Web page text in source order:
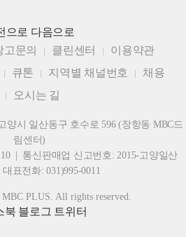
으로 다음으로
고문의 클린센터
이용약관
큐톤 지역별 채널번호
채용
오시는 길
시 일산동구 호수로 596 (장항동 MBC드
림센터)
| 통신판매업 신고번호: 2015-고양일산
표전화: 031)995-0011
PLUS. All rights reserved.
북 블로그 트위터